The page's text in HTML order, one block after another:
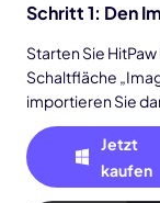
Schritt 1: Den
Starten Sie
Schaltfläche
importieren Sie
Jetzt
kaufen